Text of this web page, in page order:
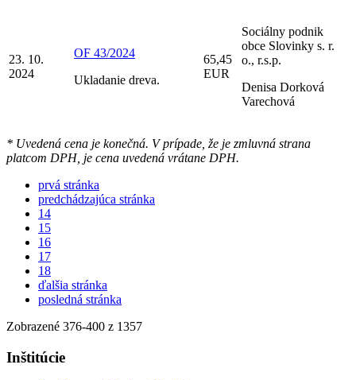
23. 10.
2024
OF 43/2024
Ukladanie dreva.
65,45
EUR
Sociálny podnik
obce Slovinky s. r.
o., r.s.p.
Denisa Dorková
Varechová
* Uvedená cena je konečná. V prípade, že je zmluvná strana
platcom DPH, je cena uvedená vrátane DPH.
prvá stránka
predchádzajúca stránka
14
15
16
17
18
ďalšia stránka
posledná stránka
Zobrazené 376-400 z 1357
Inštitúcie